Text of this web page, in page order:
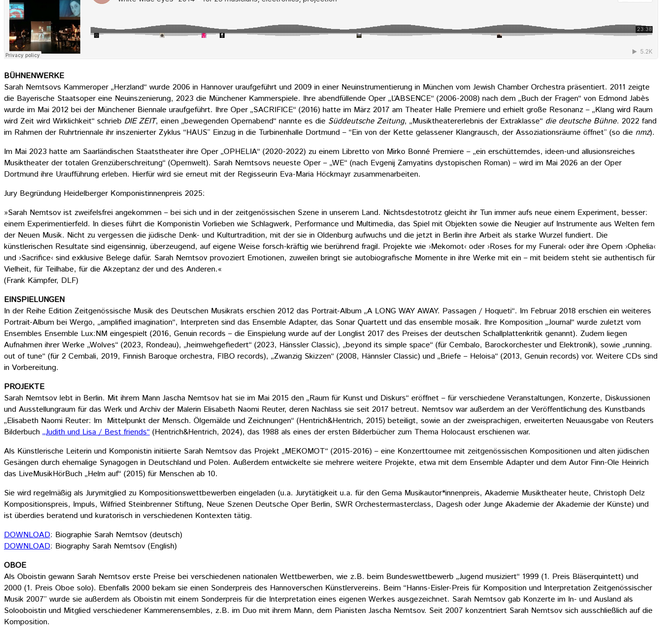
BÜHNENWERKE
Sarah Nemtsovs Kammeroper „Herzland“ wurde 2006 in Hannover uraufgeführt und 2009 in einer Neuinstrumentierung in München vom Jewish Chamber Orchestra präsentiert. 2011 zeigte
die Bayerische Staatsoper eine Neuinszenierung, 2023 die Münchener Kammerspiele. Ihre abendfüllende Oper „L’ABSENCE“ (2006-2008) nach dem „Buch der Fragen“ von Edmond Jabès
wurde im Mai 2012 bei der Münchener Biennale uraufgeführt. Ihre Oper „SACRIFICE“ (2016) hatte im März 2017 am Theater Halle Premiere und erhielt große Resonanz – „Klang wird Raum
wird Zeit wird Wirklichkeit“ schrieb DIE ZEIT, einen „bewegenden Opernabend“ nannte es die Süddeutsche Zeitung, „Musiktheatererlebnis der Extraklasse“ die deutsche Bühne. 2022 fand
im Rahmen der Ruhrtriennale ihr inszenierter Zyklus “HAUS” Einzug in die Turbinenhalle Dortmund – “Ein von der Kette gelassener Klangrausch, der Assoziationsräume öffnet” (so die nmz).
Im Mai 2023 hatte am Saarländischen Staatstheater ihre Oper „OPHELIA“ (2020-2022) zu einem Libretto von Mirko Bonné Premiere – „ein erschütterndes, ideen-und allusionsreiches
Musiktheater der totalen Grenzüberschreitung“ (Opernwelt). Sarah Nemtsovs neueste Oper – „WE“ (nach Evgenij Zamyatins dystopischen Roman) – wird im Mai 2026 an der Oper
Dortmund ihre Uraufführung erleben. Hierfür wird sie erneut mit der Regisseurin Eva-Maria Höckmayr zusammenarbeiten.
Jury Begründung Heidelberger Komponistinnenpreis 2025:
»Sarah Nemtsov ist zweifelsfrei angekommen – bei sich und in der zeitgenössischen Szene in unserem Land. Nichtsdestotrotz gleicht ihr Tun immer aufs neue einem Experiment, besser:
einem Experimentierfeld. In dieses führt die Komponistin Vorlieben wie Schlagwerk, Performance und Multimedia, das Spiel mit Objekten sowie die Neugier auf Instrumente aus Welten fern
der Neuen Musik. Nicht zu vergessen die jüdische Denk- und Kulturtradition, mit der sie in Oldenburg aufwuchs und die jetzt in Berlin ihre Arbeit als starke Wurzel fundiert. Die
künstlerischen Resultate sind eigensinnig, überzeugend, auf eigene Weise forsch-kräftig wie berührend fragil. Projekte wie ›Mekomot‹ oder ›Roses for my Funeral‹ oder ihre Opern ›Ophelia‹
und ›Sacrifice‹ sind exklusive Belege dafür. Sarah Nemtsov provoziert Emotionen, zuweilen bringt sie autobiografische Momente in ihre Werke mit ein – mit beidem steht sie authentisch für
Vielheit, für Teilhabe, für die Akzeptanz der und des Anderen.«
(Frank Kämpfer, DLF)
EINSPIELUNGEN
In der Reihe Edition Zeitgenössische Musik des Deutschen Musikrats erschien 2012 das Portrait-Album „A LONG WAY AWAY. Passagen / Hoqueti“. Im Februar 2018 erschien ein weiteres
Portrait-Album bei Wergo, „amplified imagination“, Interpreten sind das Ensemble Adapter, das Sonar Quartett und das ensemble mosaik. Ihre Komposition „Journal“ wurde zuletzt vom
Ensembles Ensemble Lux:NM eingespielt (2016, Genuin records – die Einspielung wurde auf der Longlist 2017 des Preises der deutschen Schallplattenkritik genannt). Zudem liegen
Aufnahmen ihrer Werke „Wolves“ (2023, Rondeau), „heimwehgefiedert“ (2023, Hänssler Classic), „beyond its simple space“ (für Cembalo, Barockorchester und Elektronik), sowie „running.
out of tune“ (für 2 Cembali, 2019, Finnish Baroque orchestra, FIBO records), „Zwanzig Skizzen“ (2008, Hännsler Classic) und „Briefe – Heloisa“ (2013, Genuin records) vor. Weitere CDs sind
in Vorbereitung.
PROJEKTE
Sarah Nemtsov lebt in Berlin. Mit ihrem Mann Jascha Nemtsov hat sie im Mai 2015 den „Raum für Kunst und Diskurs“ eröffnet – für verschiedene Veranstaltungen, Konzerte, Diskussionen
und Ausstellungraum für das Werk und Archiv der Malerin Elisabeth Naomi Reuter, deren Nachlass sie seit 2017 betreut. Nemtsov war außerdem an der Veröffentlichung des Kunstbands
„Elisabeth Naomi Reuter: Im Mittelpunkt der Mensch. Ölgemälde und Zeichnungen“ (Hentrich&Hentrich, 2015) beteiligt, sowie an der zweisprachigen, erweiterten Neuausgabe von Reuters
Bilderbuch „Judith und Lisa / Best friends“ (Hentrich&Hentrich, 2024), das 1988 als eines der ersten Bilderbücher zum Thema Holocaust erschienen war.
Als Künstlerische Leiterin und Komponistin initiierte Sarah Nemtsov das Projekt „MEKOMOT“ (2015-2016) – eine Konzerttournee mit zeitgenössischen Kompositionen und alten jüdischen
Gesängen durch ehemalige Synagogen in Deutschland und Polen. Außerdem entwickelte sie mehrere weitere Projekte, etwa mit dem Ensemble Adapter und dem Autor Finn-Ole Heinrich
das LiveMusikHörBuch „Helm auf“ (2015) für Menschen ab 10.
Sie wird regelmäßig als Jurymitglied zu Kompositionswettbewerben eingeladen (u.a. Jurytätigkeit u.a. für den Gema Musikautor*innenpreis, Akademie Musiktheater heute, Christoph Delz
Kompositionspreis, Impuls, Wilfried Steinbrenner Stiftung, Neue Szenen Deutsche Oper Berlin, SWR Orchestermasterclass, Dagesh oder Junge Akademie der Akademie der Künste) und
ist überdies beratend und kuratorisch in verschiedenen Kontexten tätig.
DOWNLOAD: Biographie Sarah Nemtsov (deutsch)
DOWNLOAD: Biography Sarah Nemtsov (English)
OBOE
Als Oboistin gewann Sarah Nemtsov erste Preise bei verschiedenen nationalen Wettbewerben, wie z.B. beim Bundeswettbewerb „Jugend musiziert“ 1999 (1. Preis Bläserquintett) und
2000 (1. Preis Oboe solo). Ebenfalls 2000 bekam sie einen Sonderpreis des Hannoverschen Künstlervereins. Beim “Hanns-Eisler-Preis für Komposition und Interpretation Zeitgenössischer
Musik 2007” wurde sie außerdem als Oboistin mit einem Sonderpreis für die Interpretation eines eigenen Werkes ausgezeichnet. Sarah Nemtsov gab Konzerte im In- und Ausland als
Solooboistin und Mitglied verschiedener Kammerensembles, z.B. im Duo mit ihrem Mann, dem Pianisten Jascha Nemtsov. Seit 2007 konzentriert Sarah Nemtsov sich ausschließlich auf die
Komposition.